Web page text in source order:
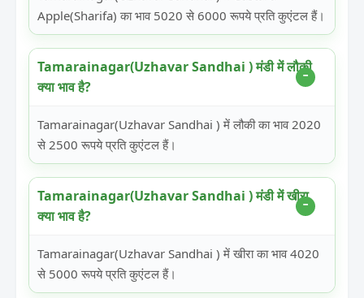
Apple(Sharifa) का भाव 5020 से 6000 रूपये प्रति कुएंटल हैं।
Tamarainagar(Uzhavar Sandhai ) मंडी में लौकी
क्या भाव है?
Tamarainagar(Uzhavar Sandhai ) में लौकी का भाव 2020
से 2500 रूपये प्रति कुएंटल हैं।
Tamarainagar(Uzhavar Sandhai ) मंडी में खीरा
क्या भाव है?
Tamarainagar(Uzhavar Sandhai ) में खीरा का भाव 4020
से 5000 रूपये प्रति कुएंटल हैं।